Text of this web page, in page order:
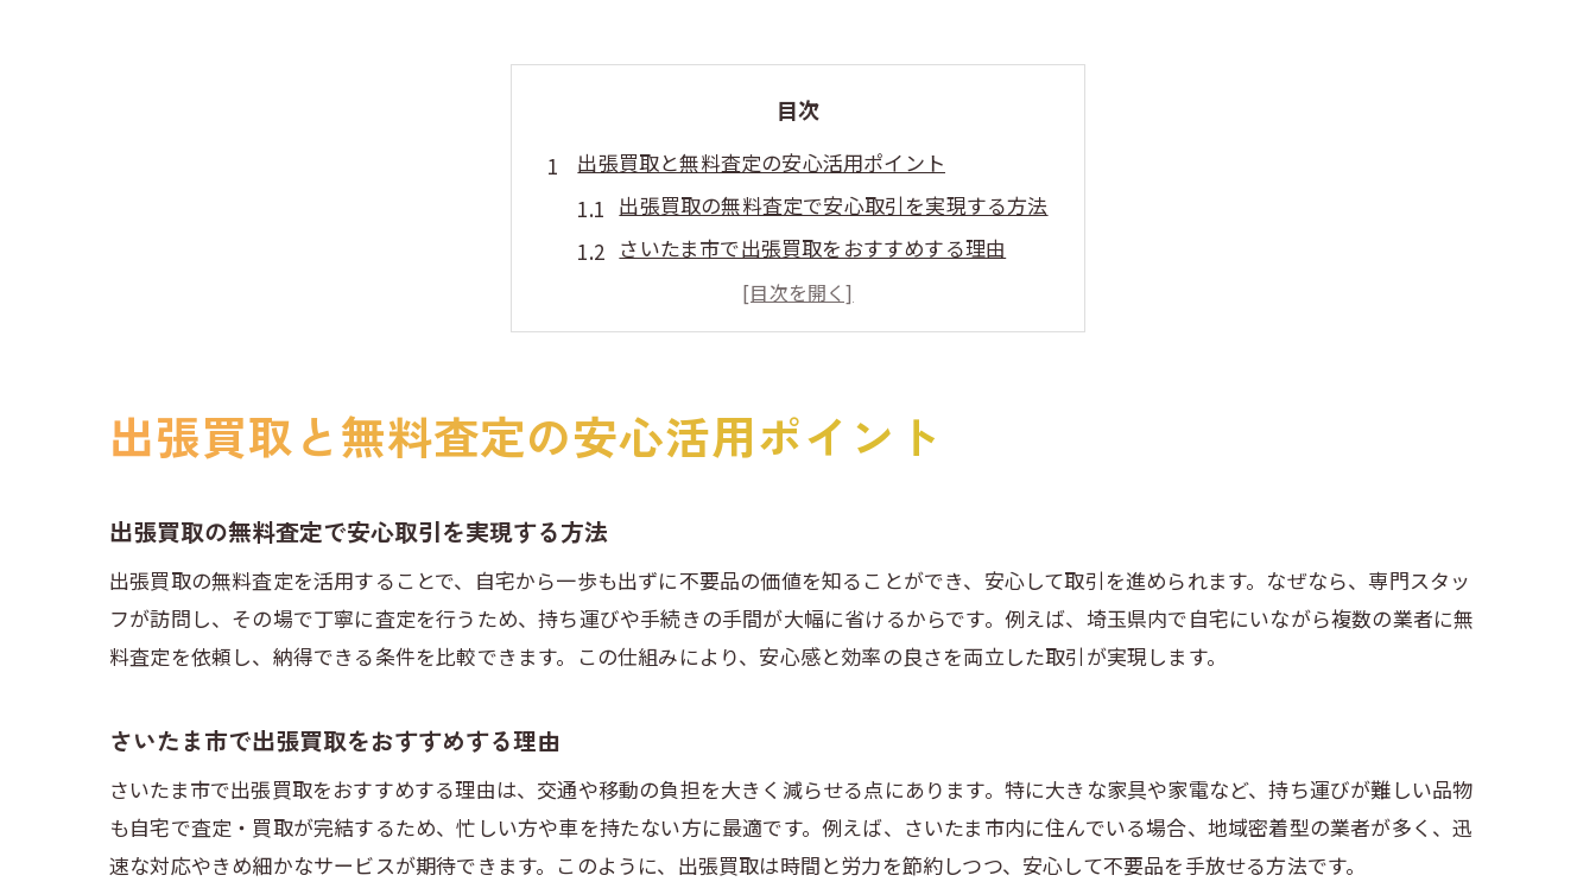
目次
出張買取と無料査定の安心活用ポイント
出張買取の無料査定で安心取引を実現する方法
さいたま市で出張買取をおすすめする理由
出張買取のデメリットと安全対策の基本
家具買取にも活かせる出張買取の選び方
出張買取の危険性を避けるチェックポイント
埼玉県で出張買取と無料査定の流れを知る
埼玉の出張買取で注意すべき点と対処法
リサイクルショップ買取との違いを比較
家具の出張買取を依頼する際の注意事項
不要品処分に最適な出張買取のメリット紹介
出張買取と店舗買取の比較でわかる利便性
出張買取と無料査定の安心活用ポイント
出張買取の無料査定で安心取引を実現する方法
出張買取の無料査定を活用することで、自宅から一歩も出ずに不要品の価値を知ることができ、安心して取引を進められます。なぜなら、専門スタッ
フが訪問し、その場で丁寧に査定を行うため、持ち運びや手続きの手間が大幅に省けるからです。例えば、埼玉県内で自宅にいながら複数の業者に無
料査定を依頼し、納得できる条件を比較できます。この仕組みにより、安心感と効率の良さを両立した取引が実現します。
さいたま市で出張買取をおすすめする理由
さいたま市で出張買取をおすすめする理由は、交通や移動の負担を大きく減らせる点にあります。特に大きな家具や家電など、持ち運びが難しい品物
も自宅で査定・買取が完結するため、忙しい方や車を持たない方に最適です。例えば、さいたま市内に住んでいる場合、地域密着型の業者が多く、迅
速な対応やきめ細かなサービスが期待できます。このように、出張買取は時間と労力を節約しつつ、安心して不要品を手放せる方法です。